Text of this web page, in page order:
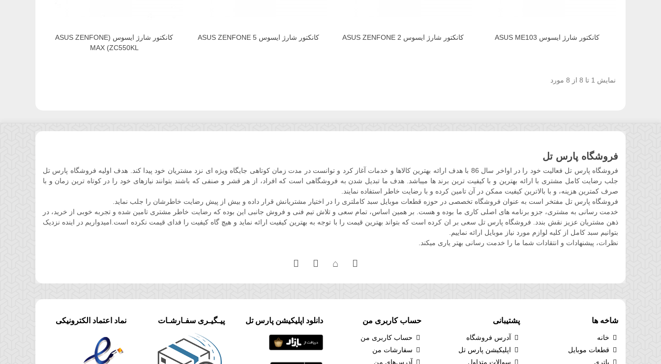
کانکتور شارژ ایسوس ASUS ME103 کانکتور شارژ ایسوس ASUS ZENFONE 2 کانکتور شارژ ایسوس ASUS ZENFONE 5
کانکتور شارژ ایسوس (ASUS ZENFONE
MAX (ZC550KL
نمایش 1 تا 8 از 8 مورد
فروشگاه پارس تل
فروشگاه پارس تل فعالیت خود را در اواخر سال 86 با هدف ارائه بهترین کالاها و خدمات آغاز کرد و توانست در مدت زمان کوتاهی جایگاه ویژه ای نزد مشتریان خود پیدا کند. هدف اولیه فروشگاه پارس تل
جلب رضایت کامل مشتری با ارائه بهترین و با کیفیت ترین برند ها میباشد. هدف ما تبدیل شدن به فروشگاهی است که افراد، از هر قشر و صنفی که باشند بتوانند نیازهای خود را در کوتاه ترین زمان و با
صرف کمترین هزینه، و با بالاترین کیفیت ممکن در آن تامین کرده و با رضایت خاطر استفاده نمایند.
فروشگاه پارس تل مفتخر است به عنوان فروشگاه تخصصی در حوزه قطعات موبایل سبد کاملتری را در اختیار مشتریانش قرار داده و بیش از پیش رضایت خاطرشان را جلب نماید.
خدمت رسانی به مشتری، جزو برنامه های اصلی کاری ما بوده و هست. بر همین اساس، تمام سعی و تلاش تیم فنی و فروش جانبی این بوده که رضایت خاطر مشتری تامین شده و تجربه خوبی از خرید، در
ذهن مشتریان عزیز نقش بندد. فروشگاه پارس تل سعی بر ان کرده است که بتواند بهترین قیمت را با توجه به بهترین کیفیت ارائه نماید و هیچ گاه کیفیت را فدای قیمت نکرده است.امیدواریم در اینده نزدیک
بتوانیم سبد کامل از کلیه لوازم مورد نیاز موبایل ارائه نماییم.
نظرات، پیشنهادات و انتقادات شما ما را خدمت رسانی بهتر یاری میکند.
شاخه ها
خانه
قطعات موبایل
باتری
پشتیبانی
آدرس فروشگاه
اپلیکیشن پارس تل
سوالات متداول
حساب کاربری من
حساب کاربری من
سفارشات من
آدرس‌های من
دانلود اپلیکیشن پارس تل پیـگیـری سفـارشـات نماد اعتماد الکترونیکی